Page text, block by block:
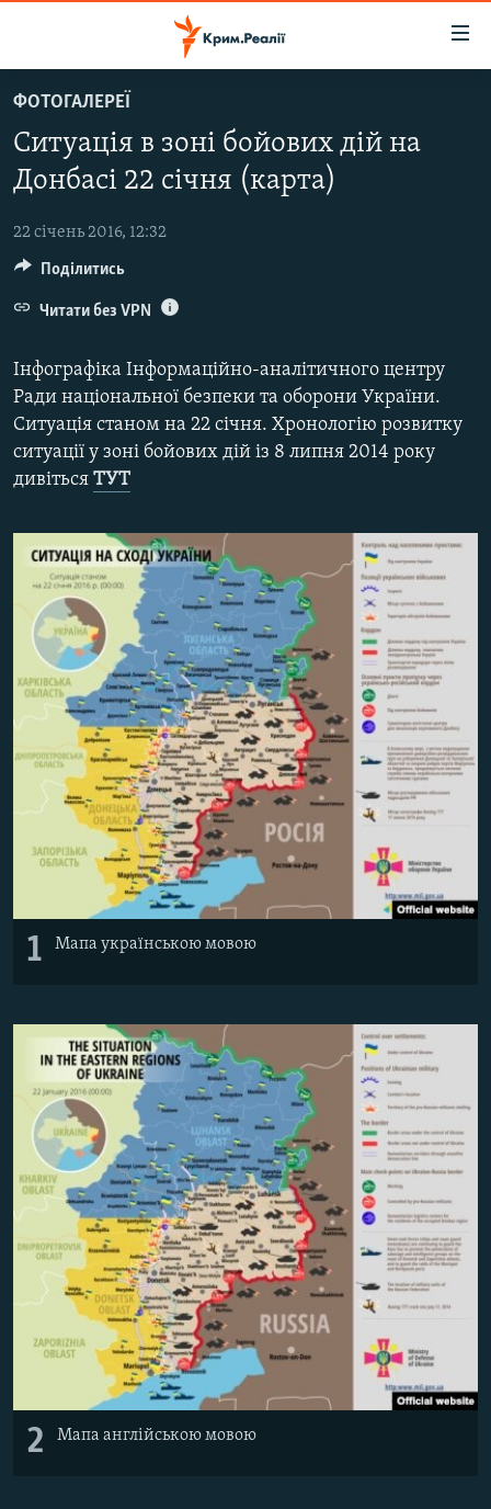
до
основного
матеріалу
Перейти
до
навігації
Перейти
пошуку
ВОДА.КРИМ
ВІДЕО ТА ФОТО
ПОЛІТИКА
БЛОГИ
ПОГЛЯД
ВСЕ ЗА ДЕНЬ
СПЕЦПРОЕКТИ
ДЕПОРТАЦІЯ
СВІДЧЕННЯ ОКУПАЦІЇ
УКРАЇНСЬКА ПРОБЛЕМА КРИМУ
ІНФОГРАФІКА
ЯК ОБІЙТИ БЛОКУВАННЯ
Русский
Qırımtatar
ДОЛУЧАЙСЯ!
Усі сайти RFE/RL
ФОТОГАЛЕРЕЇ
Ситуація в зоні бойових дій на
Донбасі 22 січня (карта)
22 січень 2016, 12:32
Інфографіка Інформаційно-аналітичного центру
Ради національної безпеки та оборони України.
Ситуація станом на 22 січня. Хронологію розвитку
ситуації у зоні бойових дій із 8 липня 2014 року
дивіться ТУТ
1 Мапа українською мовою
2 Мапа англійською мовою
Поділитись
Читати без VPN